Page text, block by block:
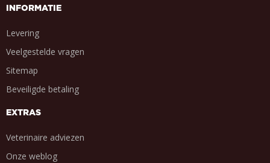
INFORMATIE
Levering
Veelgestelde vragen
Sitemap
Beveiligde betaling
EXTRAS
Veterinaire adviezen
Onze weblog